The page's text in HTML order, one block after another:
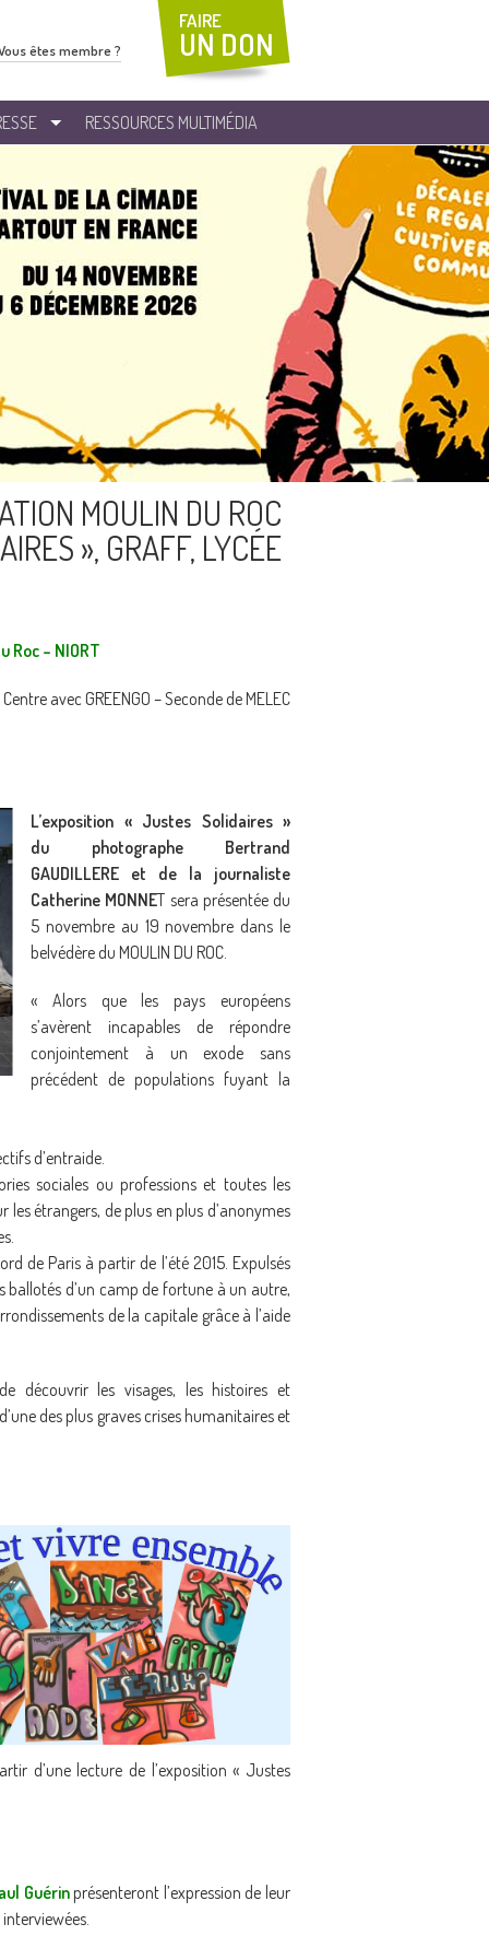
RESSOURCES MULTIMÉDIA
êtes membre ?
FAIRE
UN DON
MOULIN DU ROC
», GRAFF, LYCÉE
Roc – NIORT
avec GREENGO – Seconde de MELEC
L’exposition « Justes Solidaires »
du photographe Bertrand
GAUDILLERE et de la journaliste
Catherine MONNET sera présentée du
5 novembre au 19 novembre dans le
belvédère du MOULIN DU ROC.
« Alors que les pays européens
s’avèrent incapables de répondre
conjointement à un exode sans
précédent de populations fuyant la
d’entraide.
sociales ou professions et toutes les
les étrangers, de plus en plus d’anonymes
de Paris à partir de l’été 2015. Expulsés
ballotés d’un camp de fortune à un autre,
de la capitale grâce à l’aide
découvrir les visages, les histoires et
des plus graves crises humanitaires et
d’une lecture de l’exposition « Justes
Guérinprésenteront l’expression de leur